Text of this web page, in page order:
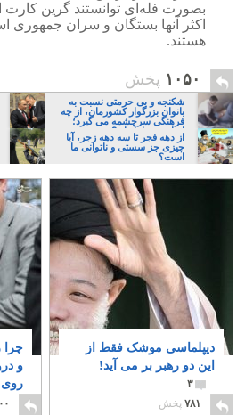
بصورت فله‌ای توانستند گرین کارت
اکثر آنها بستگان و سران جمهوری
هستند.
۱۰۵۰ پخش
شکنجه و بی حرمتی نسبت به
بانوان بزرگوار کشورمان، از چه
فرهنگی سرچشمه می گیرد؛
ایرانی، و یا تازیان؟
از دهه فجر تا سه دهه زجر، آیا
چیزی جز سستی و ناتوانی ما
است؟
دیپلماسی موشک فقط از
این دو رهبر بر می آید!
۳
۷۸۱ پخش
چرا
و
روی